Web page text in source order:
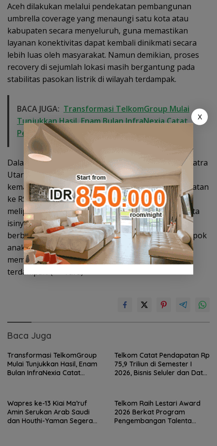
Aceh dilakukan melalui pendekatan pembangunan
umbrella coverage yang menaungi satu kota atau
kabupaten secara menyeluruh, guna memastikan
layanan konektivitas dapat kembali dinikmati secara
lebih luas oleh masyarakat. Namun demikian, proses
recovery di sejumlah lokasi masih bergantung pada
stabilitas pasokan listrik di wilayah terdampak.
BACA JUGA: Transformasi TelkomGroup Mulai
Tunjukkan Hasil, Enam Bulan InfraNexia Catat
Pendapatan Rp 7,7 Triliun
Dalam rangkaian kunjungan kerja di Aceh dan Sumatra
Utara, TelkomGroup juga menyalurkan bantuan
kemanusiaan berupa peralatan medis dan obat-obatan
ke RS Adam Malik dan wilayah Aceh Tamiang, yang
meliputi serum anti tetanus, tabung oksigen beserta
isinya, regulator, kursi roda, NRM oxygen mask,
berbagai obat-obatan, serta popok dewasa dan popok
anak, guna mendukung pelayanan kesehatan dan
membantu memenuhi kebutuhan masyarakat
terdampak. (***/ara)
Baca Juga
Transformasi TelkomGroup
Mulai Tunjukkan Hasil, Enam
Bulan InfraNexia Catat
Telkom Catat Pendapatan Rp
75,9 Triliun di Semester I
2026, Bisnis Seluler dan Data
Wapres ke-13 Kiai Ma’ruf
Amin Serukan Arab Saudi
dan Houthi-Yaman Segera
Telkom Raih Lestari Award
2026 Berkat Program
Pengembangan Talenta
X